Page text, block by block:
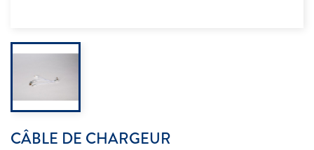
CÂBLE DE CHARGEUR